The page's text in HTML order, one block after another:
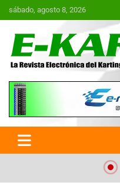
Saltar
al
sábado, agosto 8, 2026
E-
Electrónica
Argentina